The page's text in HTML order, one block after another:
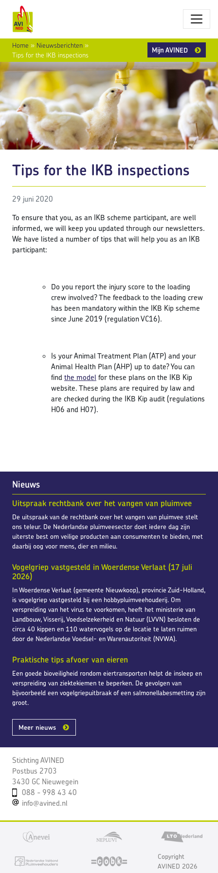
Home » Nieuwsberichten »
Tips for the IKB inspections
Mijn AVINED
Nieuws
Uitspraak rechtbank over het vangen van pluimvee
De uitspraak van de rechtbank over het vangen van pluimvee stelt
ons teleur. De Nederlandse pluimveesector doet iedere dag zijn
uiterste best om veilige producten aan consumenten te bieden, met
daarbij oog voor mens, dier en milieu.
Vogelgriep vastgesteld in Woerdense Verlaat (17 juli
2026)
In Woerdense Verlaat (gemeente Nieuwkoop), provincie Zuid-Holland,
is vogelgriep vastgesteld bij een hobbypluimveehouderij. Om
verspreiding van het virus te voorkomen, heeft het ministerie van
Landbouw, Visserij, Voedselzekerheid en Natuur (LVVN) besloten de
circa 40 kippen en 110 watervogels op de locatie te laten ruimen
door de Nederlandse Voedsel- en Warenautoriteit (NVWA).
Praktische tips afvoer van eieren
Een goede bioveiligheid rondom eiertransporten helpt de insleep en
verspreiding van ziektekiemen te beperken. De gevolgen van
bijvoorbeeld een vogelgriepuitbraak of een salmonellabesmetting zijn
groot.
Meer nieuws
Stichting AVINED
Postbus 2703
3430 GC Nieuwegein
088 - 998 43 40
info@avined.nl
Tips for the IKB inspections
29 juni 2020
To ensure that you, as an IKB scheme participant, are well
informed, we will keep you updated through our newsletters.
We have listed a number of tips that will help you as an IKB
participant:
Do you report the injury score to the loading
crew involved? The feedback to the loading crew
has been mandatory within the IKB Kip scheme
since June 2019 (regulation VC16).
Is your Animal Treatment Plan (ATP) and your
Animal Health Plan (AHP) up to date? You can
findthe model for these plans on the IKB Kip
website. These plans are required by law and
are checked during the IKB Kip audit (regulations
H06 and H07).
Copyright
AVINED 2026